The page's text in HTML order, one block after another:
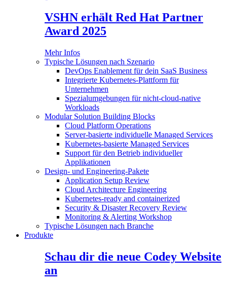
VSHN erhält Red Hat Partner
Award 2025
Mehr Infos
Typische Lösungen nach Szenario
DevOps Enablement für dein SaaS Business
Integrierte Kubernetes-Plattform für
Unternehmen
Spezialumgebungen für nicht-cloud-native
Workloads
Modular Solution Building Blocks
Cloud Platform Operations
Server-basierte individuelle Managed Services
Kubernetes-basierte Managed Services
Support für den Betrieb individueller
Applikationen
Design- und Engineering-Pakete
Application Setup Review
Cloud Architecture Engineering
Kubernetes-ready and containerized
Security & Disaster Recovery Review
Monitoring & Alerting Workshop
Typische Lösungen nach Branche
Produkte
Schau dir die neue Codey Website
an